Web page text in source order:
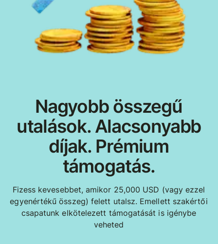
Nagyobb összegű
utalások. Alacsonyabb
díjak. Prémium
támogatás.
Fizess kevesebbet, amikor 25,000 USD (vagy ezzel
egyenértékű összeg) felett utalsz. Emellett szakértői
csapatunk elkötelezett támogatását is igénybe
veheted